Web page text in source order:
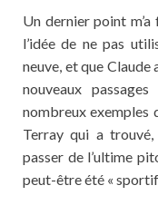
Un dernier point
l’idée de ne pas
neuve, et que
nouveaux
nombreux exemples
Terray qui a
passer de l’ultime
peut-être été «